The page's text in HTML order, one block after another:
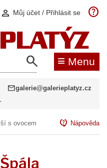
person Můj účet / Přihlásit se help
search ≡ Menu
mailgalerie@galerieplatyz.cz
s ovocem contact_support Nápověda